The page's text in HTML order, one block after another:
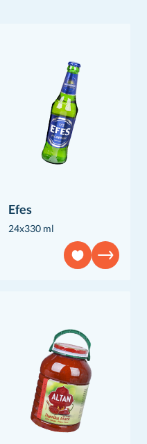
Efes
24x330 ml